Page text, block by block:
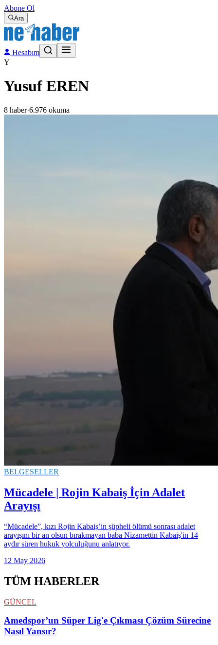
Abone Ol
Ara
Hesabım
Y
Yusuf EREN
8 haber·6.976 okuma
BELGESELLER
Mücadele | Rojin Kabaiş İçin Adalet
Arayışı
“Mücadele”, kızı Rojin Kabaiş’in şüpheli ölümü sonrası adalet
arayışını bir an olsun bırakmayan baba Nizamettin Kabaiş'in 14
aydır süren hukuk yolculuğunu anlatıyor.
12 May 2026
TÜM HABERLER
GÜNCEL
Amedspor’un Süper Lig'e Çıkması Çözüm Sürecine
Nasıl Yansır?